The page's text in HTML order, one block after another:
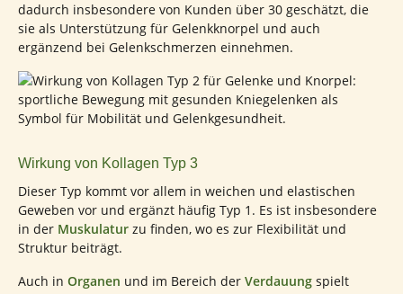
dadurch insbesondere von Kunden über 30 geschätzt, die
sie als Unterstützung für Gelenkknorpel und auch
ergänzend bei Gelenkschmerzen einnehmen.
Wirkung von Kollagen Typ 3
Dieser Typ kommt vor allem in weichen und elastischen
Geweben vor und ergänzt häufig Typ 1. Es ist insbesondere
in der Muskulatur zu finden, wo es zur Flexibilität und
Struktur beiträgt.
Auch in Organen und im Bereich der Verdauung spielt